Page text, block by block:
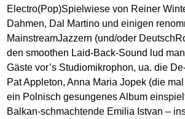
Electro(Pop)Spielwiese von Reiner
Dahmen, Dal Martino und einigen
MainstreamJazzern (und/oder
den smoothen Laid-Back-Sound lud
Gäste vor’s Studiomikrophon, ua. die
Pat Appleton, Anna Maria Jopek (die
ein Polnisch gesungenes Album
Balkan-schmachtende Emilia Istvan –